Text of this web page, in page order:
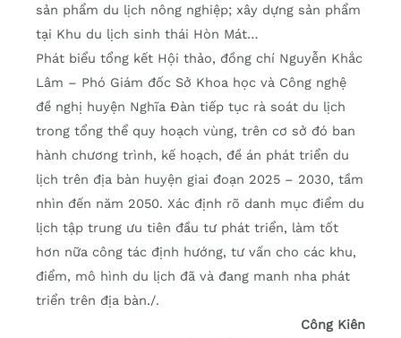
sản phẩm du lịch nông nghiệp; xây dựng sản phẩm
tại Khu du lịch sinh thái Hòn Mát…
Phát biểu tổng kết Hội thảo, đồng chí Nguyễn Khắc
Lâm – Phó Giám đốc Sở Khoa học và Công nghệ
đề nghị huyện Nghĩa Đàn tiếp tục rà soát du lịch
trong tổng thể quy hoạch vùng, trên cơ sở đó ban
hành chương trình, kế hoạch, đề án phát triển du
lịch trên địa bàn huyện giai đoạn 2025 – 2030, tầm
nhìn đến năm 2050. Xác định rõ danh mục điểm du
lịch tập trung ưu tiên đầu tư phát triển, làm tốt
hơn nữa công tác định hướng, tư vấn cho các khu,
điểm, mô hình du lịch đã và đang manh nha phát
triển trên địa bàn./.
Công Kiên